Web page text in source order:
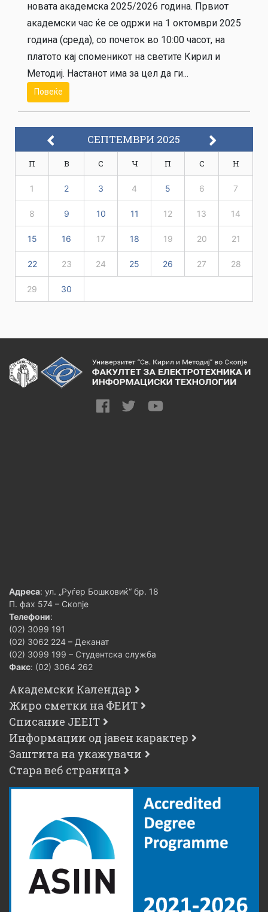
новата академска 2025/2026 година. Првиот
академски час ќе се одржи на 1 октомври 2025
година (среда), со почеток во 10:00 часот, на
платото кај споменикот на светите Кирил и
Методиј. Настанот има за цел да ги...
Повеќе
СЕПТЕМВРИ 2025
П В С Ч П С Н
1 2 3 4 5 6 7
8 9 10 11 12 13 14
15 16 17 18 19 20 21
22 23 24 25 26 27 28
29 30
Адреса: ул. „Руѓер Бошковиќ“ бр. 18
П. фах 574 – Скопје
Телефони:
(02) 3099 191
(02) 3062 224 – Деканат
(02) 3099 199 – Студентска служба
Факс: (02) 3064 262
Академски Календар
Жиро сметки на ФЕИТ
Списание JEEIT
Информации од јавен карактер
Заштита на укажувачи
Стара веб страница